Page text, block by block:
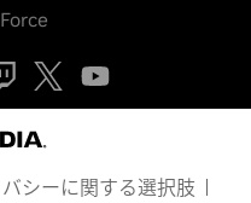
シーに関する選択肢